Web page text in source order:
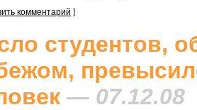
комментарий ]
студентов,
— 07.12.08